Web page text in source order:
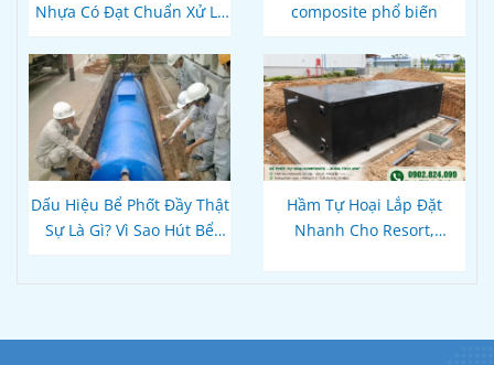
Nhựa Có Đạt Chuẩn Xử Lý
Hiện Hành Không?
composite phổ biến
Dấu Hiệu Bể Phốt Đầy Thật
Sự Là Gì? Vì Sao Hút Bể
Chậm?
Hầm Tự Hoại Lắp Đặt
Nhanh Cho Resort,
Giang: Giải Pháp